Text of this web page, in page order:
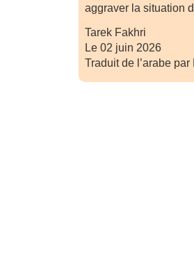
aggraver la situation
Tarek Fakhri
Le 02 juin 2026
Traduit de l’arabe